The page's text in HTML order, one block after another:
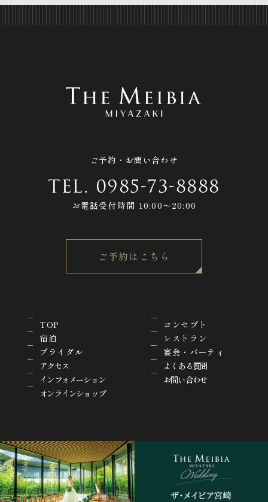
ご予約・お問い合わせ
TEL. 0985-73-8888
お電話受付時間 10:00〜20:00
ご予約はこちら
TOP
コンセプト
宿泊
レストラン
ブライダル
宴会・パーティ
アクセス
よくある質問
インフォメーション
お問い合わせ
オンラインショップ